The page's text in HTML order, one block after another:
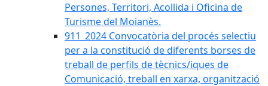
Persones, Territori, Acollida i Oficina de
Turisme del Moianès.
911_2024 Convocatòria del procés selectiu
per a la constitució de diferents borses de
treball de perfils de tècnics/iques de
Comunicació, treball en xarxa, organització